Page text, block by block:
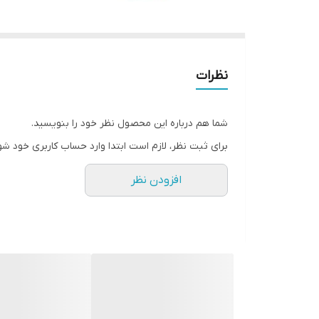
نظرات
شما هم درباره این محصول نظر خود را بنویسید.
برای ثبت نظر، لازم است ابتدا وارد حساب کاربری خود
افزودن نظر